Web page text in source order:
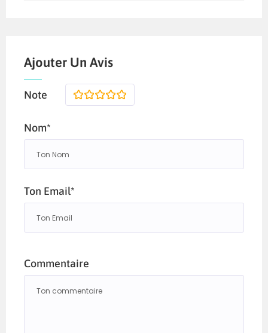
Ajouter Un Avis
Note 5
4
3
2
Nom*
Ton Email*
Commentaire